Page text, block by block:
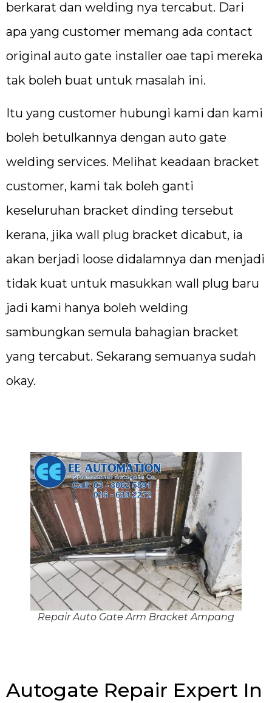
berkarat dan welding nya tercabut. Dari
apa yang customer memang ada contact
original auto gate installer oae tapi mereka
tak boleh buat untuk masalah ini.
Itu yang customer hubungi kami dan kami
boleh betulkannya dengan auto gate
welding services. Melihat keadaan bracket
customer, kami tak boleh ganti
keseluruhan bracket dinding tersebut
kerana, jika wall plug bracket dicabut, ia
akan berjadi loose didalamnya dan menjadi
tidak kuat untuk masukkan wall plug baru
jadi kami hanya boleh welding
sambungkan semula bahagian bracket
yang tercabut. Sekarang semuanya sudah
okay.
Repair Auto Gate Arm Bracket Ampang
Autogate Repair Expert In